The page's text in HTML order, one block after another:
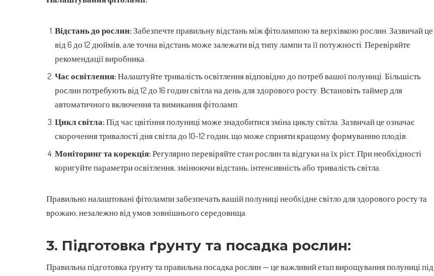
Відстань до рослин:Забезпечте правильну відстань між фітолампою та верхівкою рослин. Зазвичай це
від 6 до 12 дюймів, але точна відстань може залежати від типу лампи та її потужності. Перевіряйте
рекомендації виробника.
Час освітлення:Налаштуйте тривалість освітлення відповідно до потреб вашої полуниці. Більшість
рослин потребують від 12 до 16 годин світла на день для здорового росту. Встановіть таймер для
автоматичного включення та вимикання фітоламп.
Цикл світла:Під час цвітіння полуниці може знадобитися зміна циклу світла. Зазвичай це означає
скорочення тривалості дня світла до 10-12 годин, що може сприяти кращому формуванню плодів.
Моніторинг та корекція:Регулярно перевіряйте стан рослин та відгуки на їх ріст. При необхідності
коригуйте параметри освітлення, змінюючи відстань, інтенсивність або тривалість світла.
Правильно налаштовані фітолампи забезпечать вашій полуниці необхідне світло для здорового росту та
врожаю, незалежно від умов зовнішнього середовища.
3. Підготовка ґрунту та посадка рослин:
Правильна підготовка ґрунту та правильна посадка рослин — це важливий етап вирощування полуниці під